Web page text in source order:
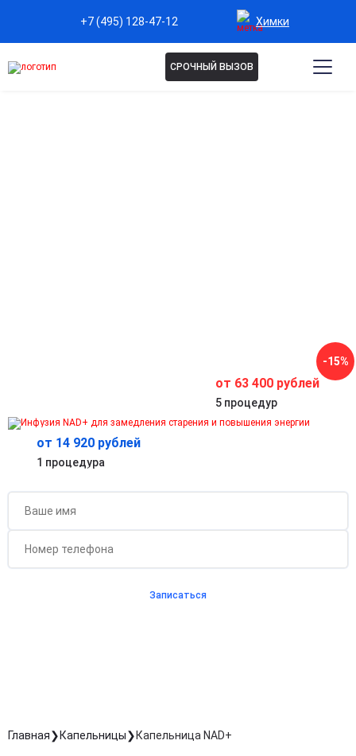
+7 (495) 128-47-12 Химки
СРОЧНЫЙ ВЫЗОВ
Улучшение концентрации, внимания, памяти и ясности
от 14 920 рублей
1 процедура
от 63 400 рублей
5 процедур
-15%
Бесплатная консультация для новых клиентов
при проведении процедуры
Записаться
Главная Капельницы Капельница NAD+